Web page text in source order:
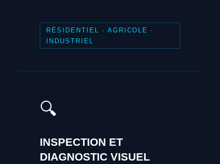
RÉSIDENTIEL · AGRICOLE ·
INDUSTRIEL
🔍
INSPECTION ET
DIAGNOSTIC VISUEL